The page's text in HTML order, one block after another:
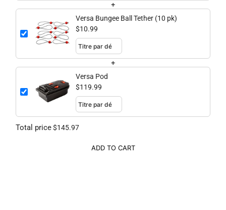
+
Versa Bungee Ball Tether (10 pk)
$10.99
+
Versa Pod
$119.99
Total price$145.97
ADD TO CART